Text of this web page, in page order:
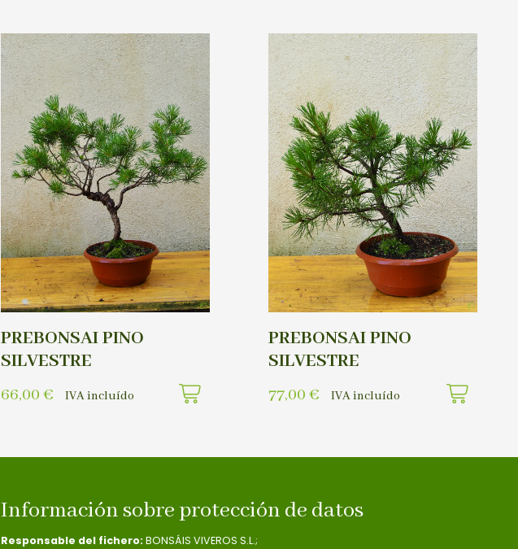
PREBONSAI PINO
SILVESTRE
66,00 € IVA incluído
PREBONSAI PINO
SILVESTRE
77,00 € IVA incluído
Información sobre protección de datos
Responsable del fichero: BONSÁIS VIVEROS S.L.;